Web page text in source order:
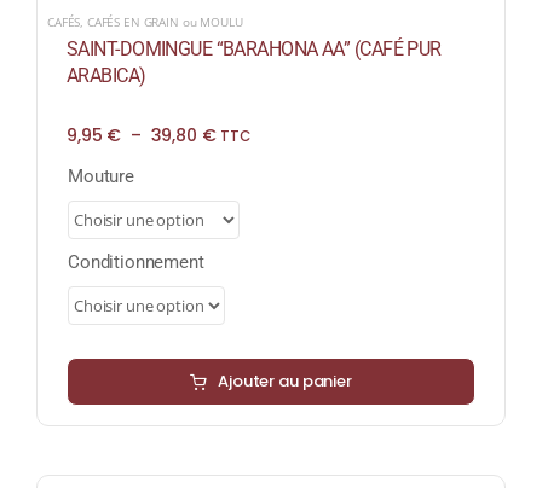
CAFÉS, CAFÉS EN GRAIN ou MOULU
SAINT-DOMINGUE “BARAHONA AA” (CAFÉ PUR
ARABICA)
9,95 € – 39,80 €Plage
à
39,80 €
TTC
Mouture
Conditionnement
Ajouter au panier